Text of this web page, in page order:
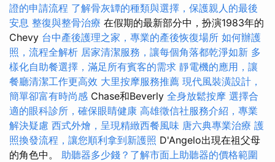
證的申請流程 了解骨灰罈的種類與選擇，保護親人的最後
安息 整復與整骨治療 在假期的最新部分中，扮演1983年的
Chevy 台中產後護理之家，專業的產後恢復場所 如何辦護
照，流程全解析 居家清潔服務，讓每個角落都乾淨如新 多
樣化自助餐選擇，滿足所有賓客的需求 靜電機的應用，讓
餐廳清潔工作更高效 大里按摩服務推薦 現代風裝潢設計，
簡單卻富有時尚感 Chase和Beverly 全身放鬆按摩 選擇合
適的眼科診所，確保眼睛健康 高雄徵信社服務介紹，專業
解決疑慮 西式外燴，呈現精緻西餐風味 唐六典專業治療 護
照換發流程，讓您順利拿到新護照 D'Angelo出現在祖父母
的角色中。 助聽器多少錢？了解市面上助聽器的價格範圍